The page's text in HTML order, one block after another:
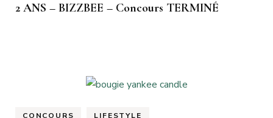
2 ANS – BIZZBEE – Concours TERMINÉ
CONCOURS LIFESTYLE